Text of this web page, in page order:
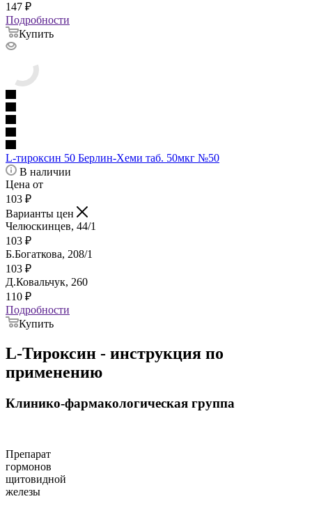
147 ₽
Подробности
Купить
L-тироксин 50 Берлин-Хеми таб. 50мкг №50
В наличии
Цена от
103 ₽
Варианты цен
Челюскинцев, 44/1
103 ₽
Б.Богаткова, 208/1
103 ₽
Д.Ковальчук, 260
110 ₽
Подробности
Купить
L-Тироксин - инструкция по
применению
Клинико-фармакологическая группа
Препарат
гормонов
щитовидной
железы